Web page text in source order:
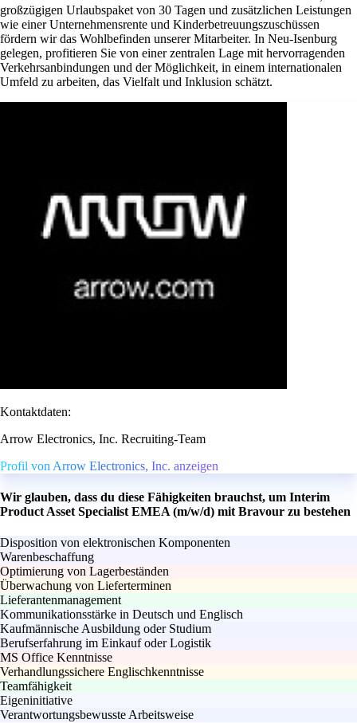
großzügigen Urlaubspaket von 30 Tagen und zusätzlichen Leistungen
wie einer Unternehmensrente und Kinderbetreuungszuschüssen
fördern wir das Wohlbefinden unserer Mitarbeiter. In Neu-Isenburg
gelegen, profitieren Sie von einer zentralen Lage mit hervorragenden
Verkehrsanbindungen und der Möglichkeit, in einem internationalen
Umfeld zu arbeiten, das Vielfalt und Inklusion schätzt.
Kontaktdaten:
Arrow Electronics, Inc. Recruiting-Team
Profil von Arrow Electronics, Inc. anzeigen
Wir glauben, dass du diese Fähigkeiten brauchst, um Interim
Product Asset Specialist EMEA (m/w/d) mit Bravour zu bestehen
Disposition von elektronischen Komponenten
Warenbeschaffung
Optimierung von Lagerbeständen
Überwachung von Lieferterminen
Lieferantenmanagement
Kommunikationsstärke in Deutsch und Englisch
Kaufmännische Ausbildung oder Studium
Berufserfahrung im Einkauf oder Logistik
MS Office Kenntnisse
Verhandlungssichere Englischkenntnisse
Teamfähigkeit
Eigeninitiative
Verantwortungsbewusste Arbeitsweise